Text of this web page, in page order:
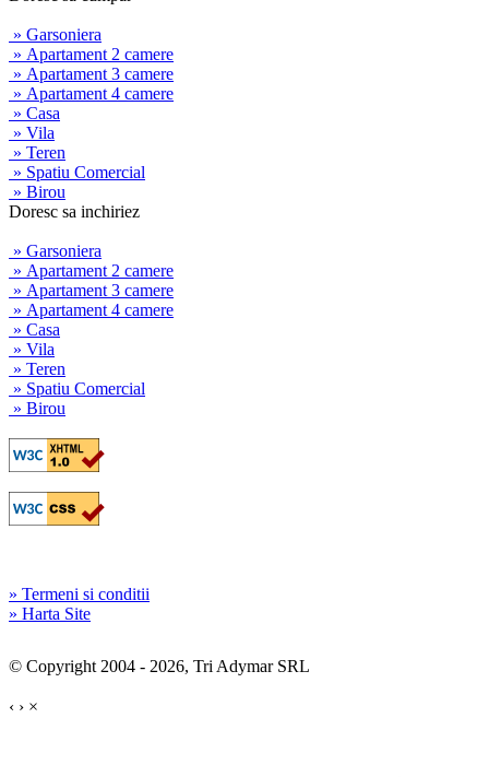
» Garsoniera
» Apartament 2 camere
» Apartament 3 camere
» Apartament 4 camere
» Casa
» Vila
» Teren
» Spatiu Comercial
» Birou
Doresc sa inchiriez
» Garsoniera
» Apartament 2 camere
» Apartament 3 camere
» Apartament 4 camere
» Casa
» Vila
» Teren
» Spatiu Comercial
» Birou
» Termeni si conditii
» Harta Site
© Copyright 2004 - 2026, Tri Adymar SRL
‹ › ×